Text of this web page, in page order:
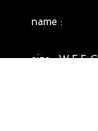
name :
size : W 5.5